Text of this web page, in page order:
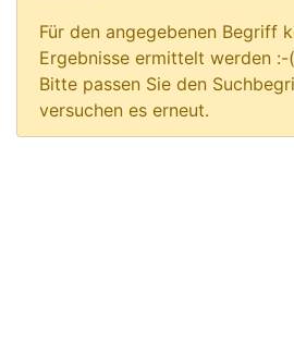
Für den angegebenen Begriff
Ergebnisse ermittelt werden :-(
Bitte passen Sie den
versuchen es erneut.